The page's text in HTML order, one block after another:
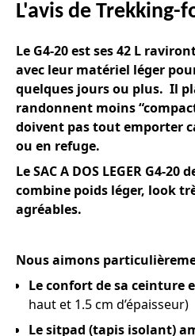
L'avis de Trekking-
Le G4-20 est ses 42 L
avec leur matériel léger
quelques jours ou plus. Il
randonnent moins
doivent pas tout emporter
ou en refuge.
Le SAC A DOS LEGER G4-20
combine poids léger, look
agréables.
Nous aimons
Le confort de sa ceinture
haut et 1.5 cm d’épaisseur)
Le sitpad (tapis isolant)